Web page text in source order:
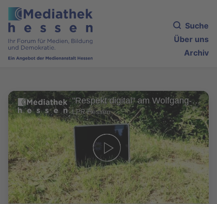
Suche
Über uns
Archiv
"Respekt digital" am Wolfgang-Ernst-Gymnasium in Büdingen
LPR Hessen